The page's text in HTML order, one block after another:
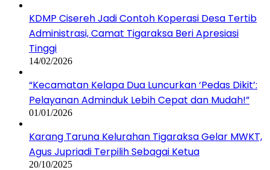
KDMP Cisereh Jadi Contoh Koperasi Desa Tertib
Administrasi, Camat Tigaraksa Beri Apresiasi
Tinggi
14/02/2026
“Kecamatan Kelapa Dua Luncurkan ‘Pedas Dikit’:
Pelayanan Adminduk Lebih Cepat dan Mudah!”
01/01/2026
Karang Taruna Kelurahan Tigaraksa Gelar MWKT,
Agus Jupriadi Terpilih Sebagai Ketua
20/10/2025